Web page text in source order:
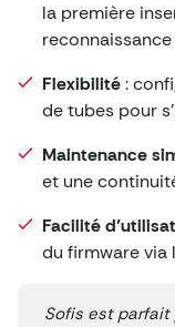
la première
Flexibilité:
de tubes pour
Maintenance
et une
Facilité
du firmware via
Sofis est